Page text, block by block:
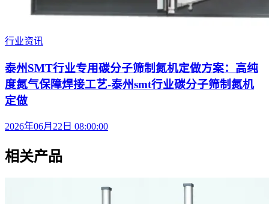
行业资讯
泰州SMT行业专用碳分子筛制氮机定做方案：高纯
度氮气保障焊接工艺-泰州smt行业碳分子筛制氮机
定做
2026年06月22日 08:00:00
相关产品